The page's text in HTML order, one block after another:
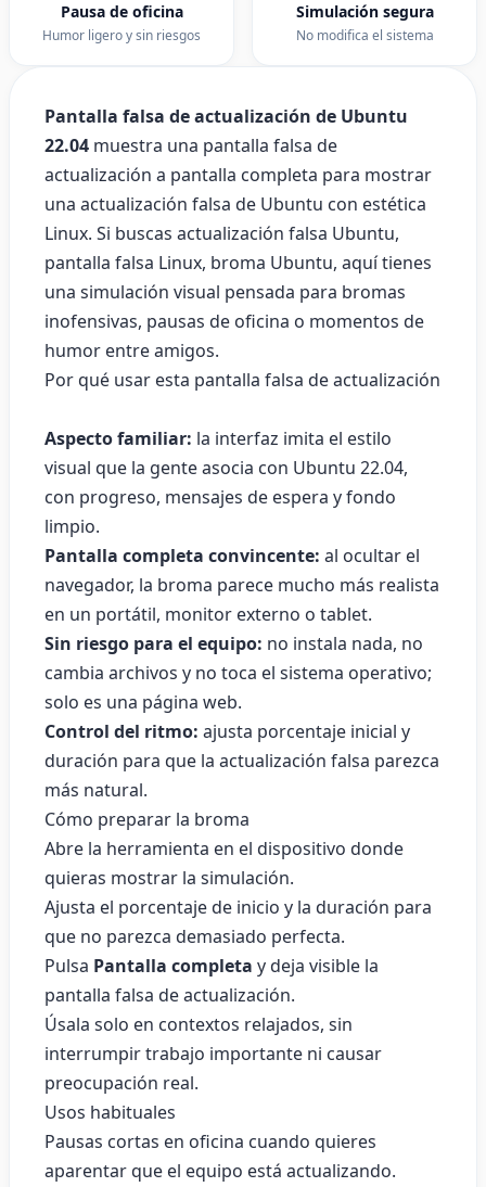
Pausa de oficina
Humor ligero y sin riesgos
Simulación segura
No modifica el sistema
Pantalla falsa de actualización de Ubuntu
22.04 muestra una pantalla falsa de
actualización a pantalla completa para mostrar
una actualización falsa de Ubuntu con estética
Linux. Si buscas actualización falsa Ubuntu,
pantalla falsa Linux, broma Ubuntu, aquí tienes
una simulación visual pensada para bromas
inofensivas, pausas de oficina o momentos de
humor entre amigos.
Por qué usar esta pantalla falsa de actualización
Aspecto familiar: la interfaz imita el estilo
visual que la gente asocia con Ubuntu 22.04,
con progreso, mensajes de espera y fondo
limpio.
Pantalla completa convincente: al ocultar el
navegador, la broma parece mucho más realista
en un portátil, monitor externo o tablet.
Sin riesgo para el equipo: no instala nada, no
cambia archivos y no toca el sistema operativo;
solo es una página web.
Control del ritmo: ajusta porcentaje inicial y
duración para que la actualización falsa parezca
más natural.
Cómo preparar la broma
Abre la herramienta en el dispositivo donde
quieras mostrar la simulación.
Ajusta el porcentaje de inicio y la duración para
que no parezca demasiado perfecta.
Pulsa Pantalla completa y deja visible la
pantalla falsa de actualización.
Úsala solo en contextos relajados, sin
interrumpir trabajo importante ni causar
preocupación real.
Usos habituales
Pausas cortas en oficina cuando quieres
aparentar que el equipo está actualizando.